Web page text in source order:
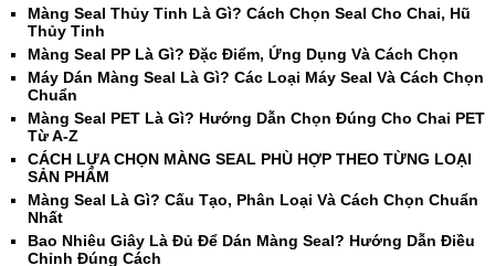
Màng Seal Thủy Tinh Là Gì? Cách Chọn Seal Cho Chai, Hũ
Thủy Tinh
Màng Seal PP Là Gì? Đặc Điểm, Ứng Dụng Và Cách Chọn
Máy Dán Màng Seal Là Gì? Các Loại Máy Seal Và Cách Chọn
Chuẩn
Màng Seal PET Là Gì? Hướng Dẫn Chọn Đúng Cho Chai PET
Từ A-Z
CÁCH LỰA CHỌN MÀNG SEAL PHÙ HỢP THEO TỪNG LOẠI
SẢN PHẨM
Màng Seal Là Gì? Cấu Tạo, Phân Loại Và Cách Chọn Chuẩn
Nhất
Bao Nhiêu Giây Là Đủ Để Dán Màng Seal? Hướng Dẫn Điều
Chỉnh Đúng Cách